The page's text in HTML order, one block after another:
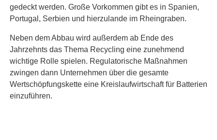
gedeckt werden. Große Vorkommen gibt es in Spanien,
Portugal, Serbien und hierzulande im Rheingraben.
Neben dem Abbau wird außerdem ab Ende des
Jahrzehnts das Thema Recycling eine zunehmend
wichtige Rolle spielen. Regulatorische Maßnahmen
zwingen dann Unternehmen über die gesamte
Wertschöpfungskette eine Kreislaufwirtschaft für Batterien
einzuführen.